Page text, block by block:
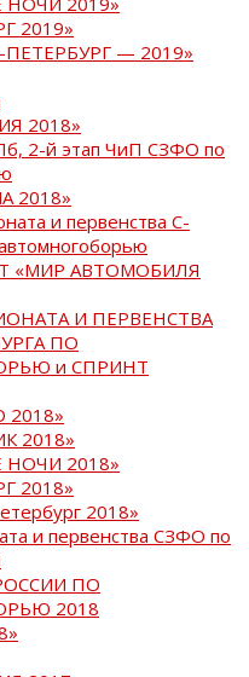
2019»
— 2019»
2018»
2-й этап ЧиП СЗФО по
2018»
и первенства С-
«МИР АВТОМОБИЛЯ
И ПЕРВЕНСТВА
ПО
и СПРИНТ
2018»
2018»
2018»
2018»
и первенства СЗФО по
ПО
2018